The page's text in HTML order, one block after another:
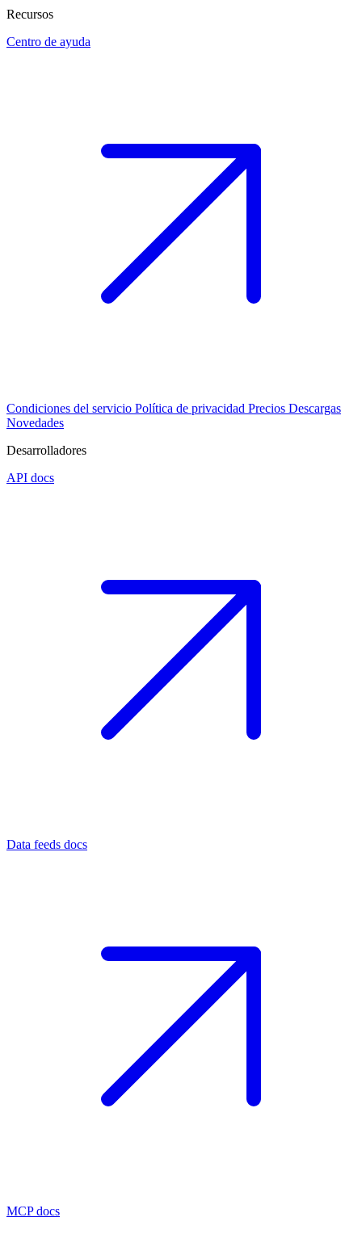
Recursos
Centro de ayuda
Condiciones del servicio Política de privacidad Precios Descargas
Novedades
Desarrolladores
API docs
Data feeds docs
MCP docs